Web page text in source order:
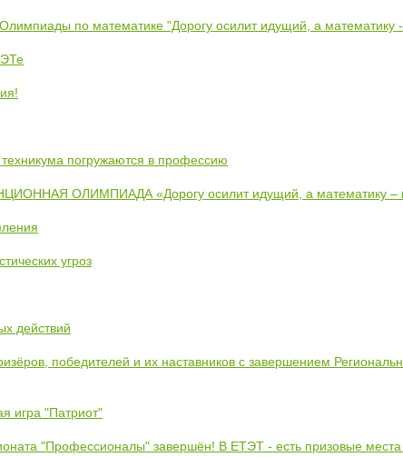
по математике "Дорогу осилит идущий, а
погружаются в профессию
ОЛИМПИАДА «Дорогу осилит идущий, а математику –
угроз
действий
победителей и их наставников с завершением
игра "Патриот"
"Профессионалы" завершён! В ЕТЭТ - есть призовые